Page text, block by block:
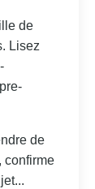
de
Lisez
de
confirme